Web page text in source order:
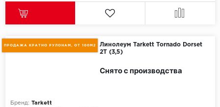
Lucky Floor
Moduleo
ПРОДАЖА КРАТНО РУЛОНАМ, ОТ 100М2
Линолеум Tarkett Tornado Dorset
2T (3,5)
Бренд: Tarkett
Снято с производства